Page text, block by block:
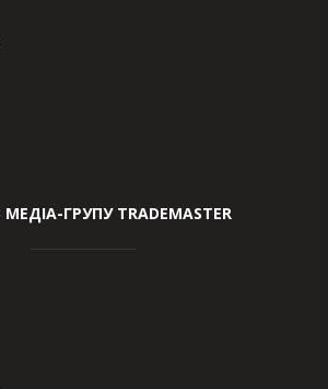
ГРУПУ TRADEMASTER